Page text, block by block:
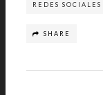
REDES SOCIALES
SHARE